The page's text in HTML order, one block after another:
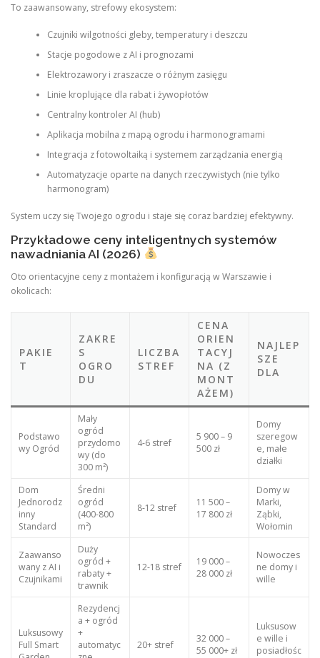
To zaawansowany, strefowy ekosystem:
Czujniki wilgotności gleby, temperatury i deszczu
Stacje pogodowe z AI i prognozami
Elektrozawory i zraszacze o różnym zasięgu
Linie kroplujące dla rabat i żywopłotów
Centralny kontroler AI (hub)
Aplikacja mobilna z mapą ogrodu i harmonogramami
Integracja z fotowoltaiką i systemem zarządzania energią
Automatyzacje oparte na danych rzeczywistych (nie tylko
harmonogram)
System uczy się Twojego ogrodu i staje się coraz bardziej efektywny.
Przykładowe ceny inteligentnych systemów
nawadniania AI (2026)
Oto orientacyjne ceny z montażem i konfiguracją w Warszawie i
okolicach:
PAKIE
T
ZAKRE
S
OGRO
DU
LICZBA
STREF
CENA
ORIEN
TACYJ
NA (Z
MONT
AŻEM)
NAJLEP
SZE
DLA
Podstawo
wy Ogród
Mały
ogród
przydomo
wy (do
300 m²)
4-6 stref
5 900 – 9
500 zł
Domy
szeregow
e, małe
działki
Dom
Jednorodz
inny
Standard
Średni
ogród
(400-800
m²)
8-12 stref
11 500 –
17 800 zł
Domy w
Marki,
Ząbki,
Wołomin
Zaawanso
wany z AI i
Czujnikami
Duży
ogród +
rabaty +
trawnik
12-18 stref
19 000 –
28 000 zł
Nowoczes
ne domy i
wille
Luksusowy
Full Smart
Rezydencj
a + ogród
+
automatyc
20+ stref
32 000 –
55 000+ zł
Luksusow
e wille i
posiadłośc